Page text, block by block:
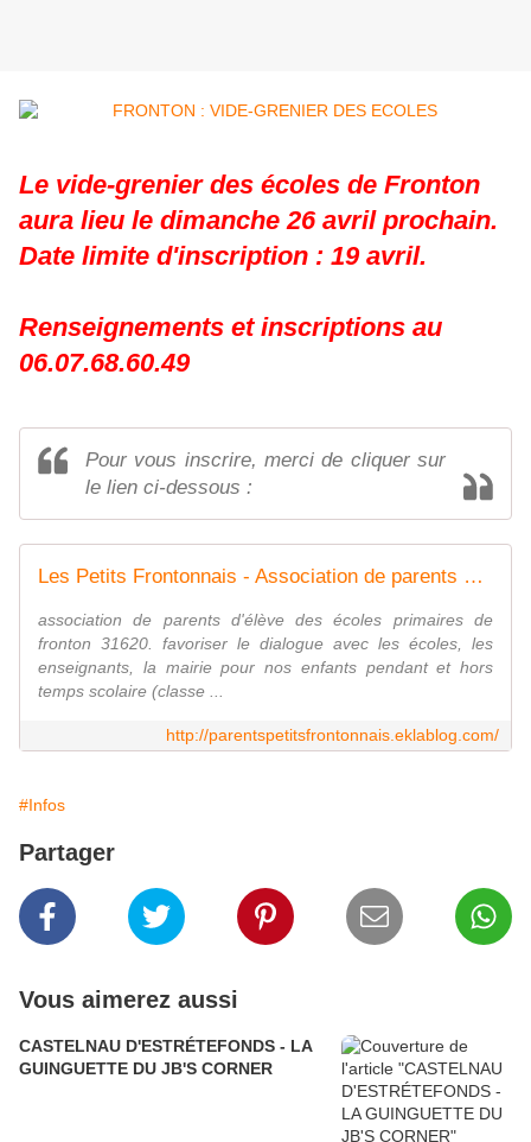
Le vide-grenier des écoles de Fronton
aura lieu le dimanche 26 avril prochain.
Date limite d'inscription : 19 avril.
Renseignements et inscriptions au
06.07.68.60.49
Pour vous inscrire, merci de cliquer sur
le lien ci-dessous :
Les Petits Frontonnais - Association de parents d'élèves
association de parents d'élève des écoles primaires de
fronton 31620. favoriser le dialogue avec les écoles, les
enseignants, la mairie pour nos enfants pendant et hors
temps scolaire (classe ...
http://parentspetitsfrontonnais.eklablog.com/
#Infos
Partager
Vous aimerez aussi
CASTELNAU D'ESTRÉTEFONDS - LA
GUINGUETTE DU JB'S CORNER